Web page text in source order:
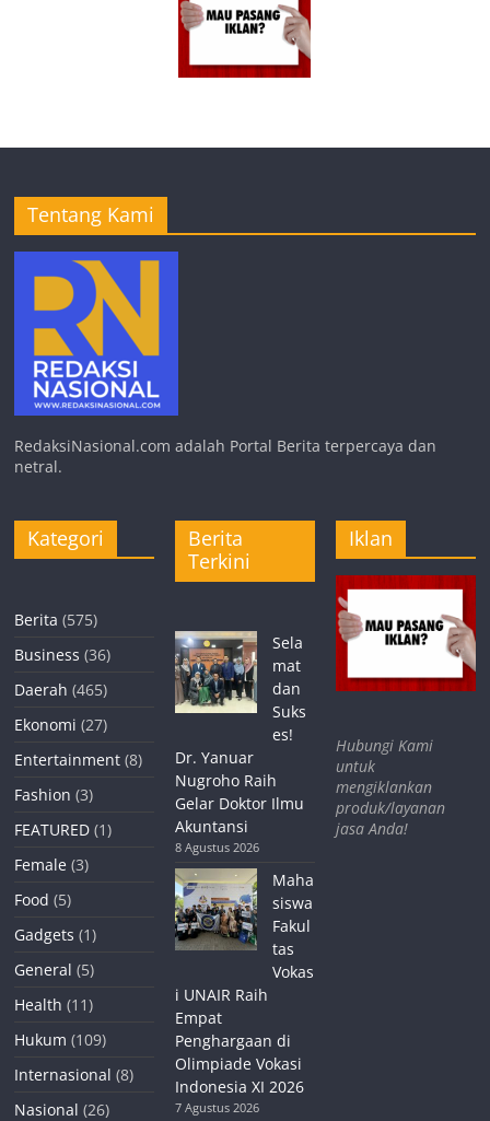
Tentang Kami
RedaksiNasional.com adalah Portal Berita terpercaya dan
netral.
Kategori
Berita (575)
Business (36)
Daerah (465)
Ekonomi (27)
Entertainment (8)
Fashion (3)
FEATURED (1)
Female (3)
Food (5)
Gadgets (1)
General (5)
Health (11)
Hukum (109)
Internasional (8)
Nasional (26)
Berita
Terkini
Sela
mat
dan
Suks
es!
Dr. Yanuar
Nugroho Raih
Gelar Doktor Ilmu
Akuntansi
8 Agustus 2026
Maha
siswa
Fakul
tas
Vokas
i UNAIR Raih
Empat
Penghargaan di
Olimpiade Vokasi
Indonesia XI 2026
7 Agustus 2026
Iklan
Hubungi Kami
untuk
mengiklankan
produk/layanan
jasa Anda!